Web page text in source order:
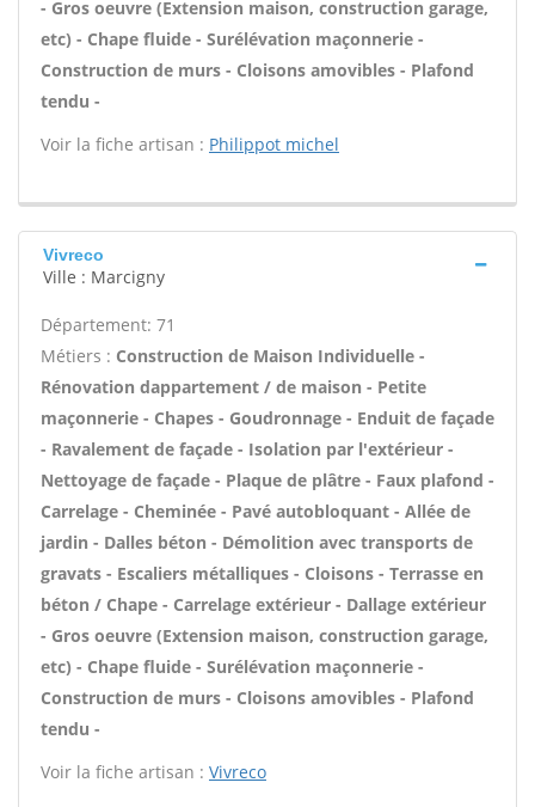
- Gros oeuvre (Extension maison, construction garage,
etc) - Chape fluide - Surélévation maçonnerie -
Construction de murs - Cloisons amovibles - Plafond
tendu -
Voir la fiche artisan : Philippot michel
Vivreco
Ville : Marcigny
Département: 71
Métiers : Construction de Maison Individuelle -
Rénovation dappartement / de maison - Petite
maçonnerie - Chapes - Goudronnage - Enduit de façade
- Ravalement de façade - Isolation par l'extérieur -
Nettoyage de façade - Plaque de plâtre - Faux plafond -
Carrelage - Cheminée - Pavé autobloquant - Allée de
jardin - Dalles béton - Démolition avec transports de
gravats - Escaliers métalliques - Cloisons - Terrasse en
béton / Chape - Carrelage extérieur - Dallage extérieur
- Gros oeuvre (Extension maison, construction garage,
etc) - Chape fluide - Surélévation maçonnerie -
Construction de murs - Cloisons amovibles - Plafond
tendu -
Voir la fiche artisan : Vivreco